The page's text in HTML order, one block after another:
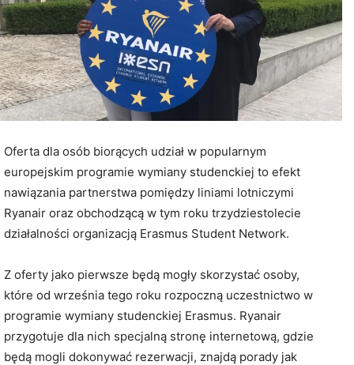
Oferta dla osób biorących udział w popularnym
europejskim programie wymiany studenckiej to efekt
nawiązania partnerstwa pomiędzy liniami lotniczymi
Ryanair oraz obchodzącą w tym roku trzydziestolecie
działalności organizacją Erasmus Student Network.
Z oferty jako pierwsze będą mogły skorzystać osoby,
które od września tego roku rozpoczną uczestnictwo w
programie wymiany studenckiej Erasmus. Ryanair
przygotuje dla nich specjalną stronę internetową, gdzie
będą mogli dokonywać rezerwacji, znajdą porady jak